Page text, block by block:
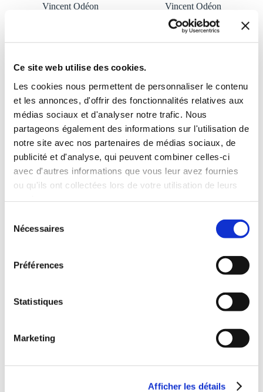
Ce site web utilise des cookies.
Les cookies nous permettent de personnaliser le contenu
et les annonces, d'offrir des fonctionnalités relatives aux
médias sociaux et d'analyser notre trafic. Nous
partageons également des informations sur l'utilisation de
notre site avec nos partenaires de médias sociaux, de
publicité et d'analyse, qui peuvent combiner celles-ci
avec d'autres informations que vous leur avez fournies
ou qu'ils ont collectées lors de votre utilisation de leurs
Nécessaires
Préférences
Statistiques
Marketing
Afficher les détails
Vincent Odéon
Fantastique
12€60
Vincent Odéon
L'AUTRE MOI ( LÉO
PLANUS )
8€00
LA DERNIÈRE DES